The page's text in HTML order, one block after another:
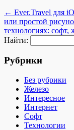
← Ever.Travel для
или простой
технологиях: софт,
Найти:
Рубрики
Без рубрики
Железо
Интересное
Интернет
Софт
Технологии